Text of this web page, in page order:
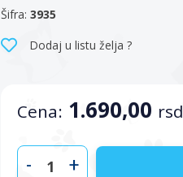
Šifra: 3935
Dodaj u listu želja ?
Cena: 1.690,00 rsd
- +